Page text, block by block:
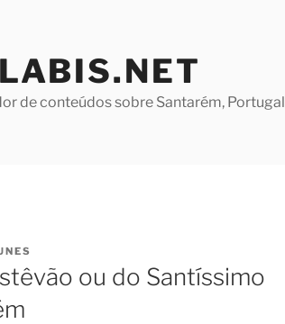
de conteúdos sobre Santarém, Portugal
ou do Santíssimo